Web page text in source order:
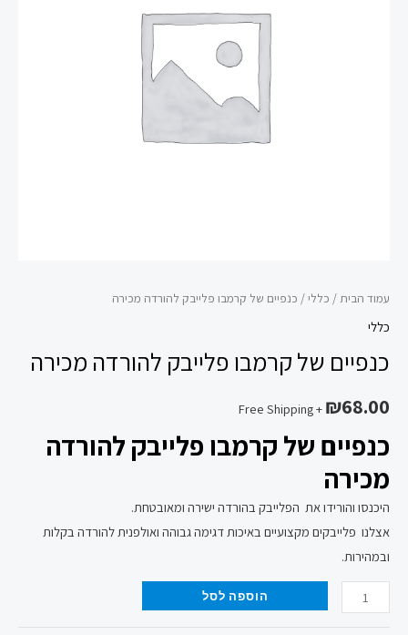
עמוד הבית/ כללי/ כנפיים של קרמבו פלייבק להורדה מכירה
כללי
כנפיים של קרמבו פלייבק להורדה מכירה
₪68.00
+ Free Shipping
כנפיים של קרמבו פלייבק להורדה
מכירה
היכנסו והורידו את הפלייבק בהורדה ישירה ומאובטחת.
אצלנו פלייבקים מקצועיים באיכות דגימה גבוהה ואולפנית להורדה בקלות
ובמהירות.
הוספה לסל